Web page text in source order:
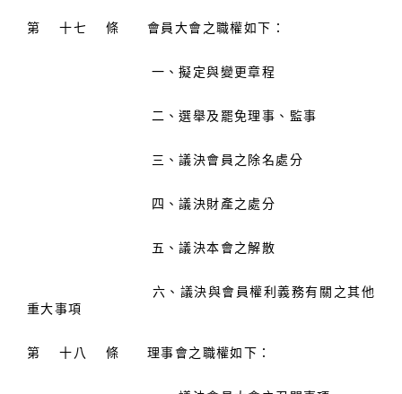
第 十七 條 會員大會之職權如下：
一、擬定與變更章程
二、選舉及罷免理事、監事
三、議決會員之除名處分
四、議決財產之處分
五、議決本會之解散
六、議決與會員權利義務有關之其他
重大事項
第 十八 條 理事會之職權如下：